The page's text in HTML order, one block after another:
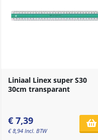
Liniaal Linex super S30
30cm transparant
€ 7,39
€8,94 Incl. BTW